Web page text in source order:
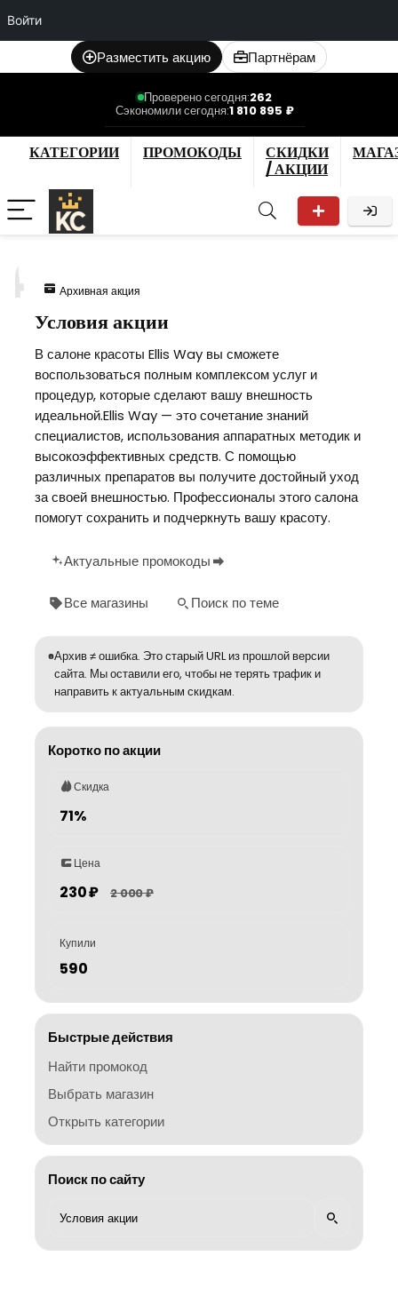
Войти
Разместить акцию Партнёрам
Проверено сегодня:262
Сэкономили сегодня:1 810 895 ₽
КАТЕГОРИИ ПРОМОКОДЫ
СКИДКИ
/ АКЦИИ
Архивная акция
Условия акции
В салоне красоты Ellis Way вы сможете
воспользоваться полным комплексом услуг и
процедур, которые сделают вашу внешность
идеальной.Ellis Way — это сочетание знаний
специалистов, использования аппаратных методик и
высокоэффективных средств. С помощью
различных препаратов вы получите достойный уход
за своей внешностью. Профессионалы этого салона
помогут сохранить и подчеркнуть вашу красоту.
Актуальные промокоды
Все магазины Поиск по теме
Архив ≠ ошибка. Это старый URL из прошлой версии
сайта. Мы оставили его, чтобы не терять трафик и
направить к актуальным скидкам.
Коротко по акции
Скидка
71%
Цена
230 ₽ 2 000 ₽
Купили
590
Быстрые действия
Найти промокод
Выбрать магазин
Открыть категории
Поиск по сайту